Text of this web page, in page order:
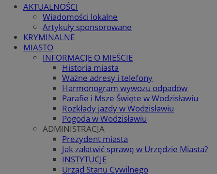
AKTUALNOŚCI
Wiadomości lokalne
Artykuły sponsorowane
KRYMINALNE
MIASTO
INFORMACJE O MIEŚCIE
Historia miasta
Ważne adresy i telefony
Harmonogram wywozu odpadów
Parafie i Msze Święte w Wodzisławiu
Rozkłady jazdy w Wodzisławiu
Pogoda w Wodzisławiu
ADMINISTRACJA
Prezydent miasta
Jak załatwić sprawę w Urzędzie Miasta?
INSTYTUCJE
Urząd Stanu Cywilnego